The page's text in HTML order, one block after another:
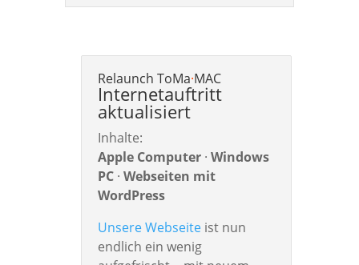
Relaunch ToMa·MAC
Internetauftritt
aktualisiert
Inhalte:
Apple Computer· Windows
PC· Webseiten mit
WordPress
Unsere Webseiteist nun
endlich ein wenig